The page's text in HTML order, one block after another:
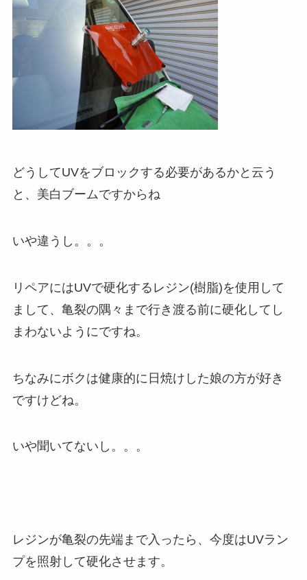
どうしてUVをブロックする必要があるかと云う
と、美白ブームですからね
いや違うし。。。
リペアにはUVで硬化するレジン(樹脂)を使用して
まして、亀裂の隅々まで行き渡る前に硬化してし
まわないようにですね。
ちなみにボクは健康的に日焼けした娘の方が好き
ですけどね。
いや聞いてないし。。。
レジンが亀裂の先端まで入ったら、今度はUVラン
プを照射して硬化させます。